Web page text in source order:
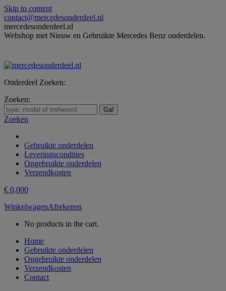
Skip to content
contact@mercedesonderdeel.nl
mercedesonderdeel.nl
Webshop met Nieuw en Gebruikte Mercedes Benz onderdelen.
Onderdeel Zoeken:
Zoeken:
Zoeken
Gebruikte onderdelen
Leveringscondities
Ongebruikte onderdelen
Verzendkosten
€ 0,000
WinkelwagenAfrekenen
No products in the cart.
Home
Gebruikte onderdelen
Ongebruikte onderdelen
Verzendkosten
Contact